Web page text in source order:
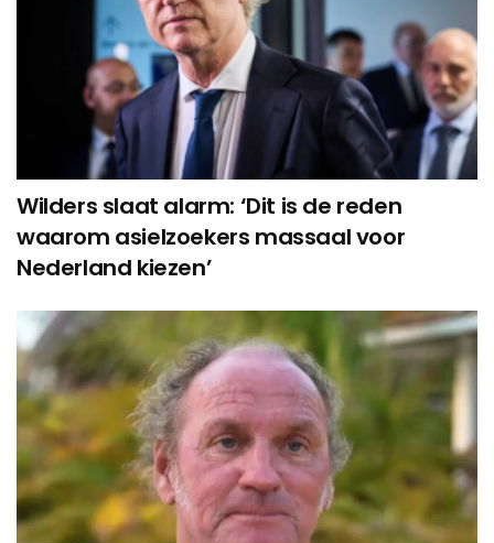
Wilders slaat alarm: ‘Dit is de reden
waarom asielzoekers massaal voor
Nederland kiezen’